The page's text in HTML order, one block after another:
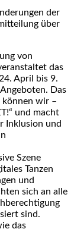
der
über
von
das
April bis 9.
Das
können wir –
und macht
Inklusion und
Szene
Tanzen
und
sich an alle
sind.
das